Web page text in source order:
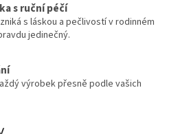
s ruční péčí
s láskou a pečlivostí v rodinném
jedinečný.
výrobek přesně podle vašich